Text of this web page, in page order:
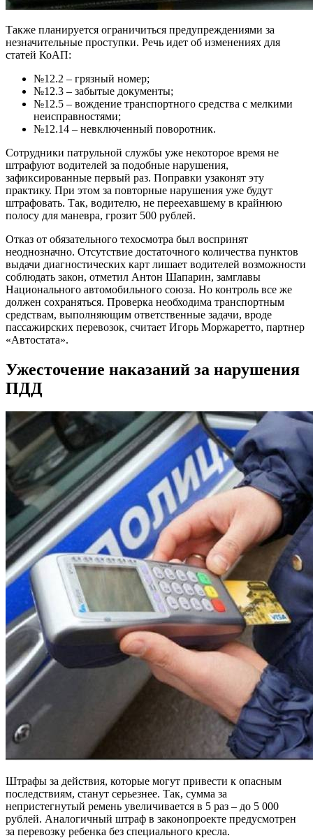
Также планируется ограничиться предупреждениями за
незначительные проступки. Речь идет об изменениях для
статей КоАП:
№12.2 – грязный номер;
№12.3 – забытые документы;
№12.5 – вождение транспортного средства с мелкими
неисправностями;
№12.14 – невключенный поворотник.
Сотрудники патрульной службы уже некоторое время не
штрафуют водителей за подобные нарушения,
зафиксированные первый раз. Поправки узаконят эту
практику. При этом за повторные нарушения уже будут
штрафовать. Так, водителю, не переехавшему в крайнюю
полосу для маневра, грозит 500 рублей.
Отказ от обязательного техосмотра был воспринят
неоднозначно. Отсутствие достаточного количества пунктов
выдачи диагностических карт лишает водителей возможности
соблюдать закон, отметил Антон Шапарин, замглавы
Национального автомобильного союза. Но контроль все же
должен сохраняться. Проверка необходима транспортным
средствам, выполняющим ответственные задачи, вроде
пассажирских перевозок, считает Игорь Моржаретто, партнер
«Автостата».
Ужесточение наказаний за нарушения
ПДД
Штрафы за действия, которые могут привести к опасным
последствиям, станут серьезнее. Так, сумма за
непристегнутый ремень увеличивается в 5 раз – до 5 000
рублей. Аналогичный штраф в законопроекте предусмотрен
за перевозку ребенка без специального кресла.